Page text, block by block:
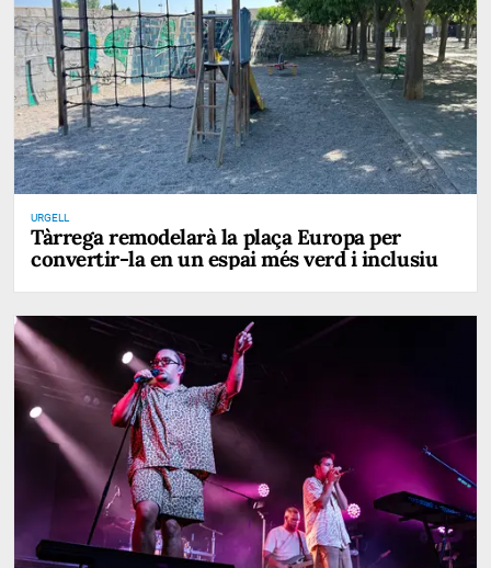
URGELL
Tàrrega remodelarà la plaça Europa per
convertir-la en un espai més verd i inclusiu